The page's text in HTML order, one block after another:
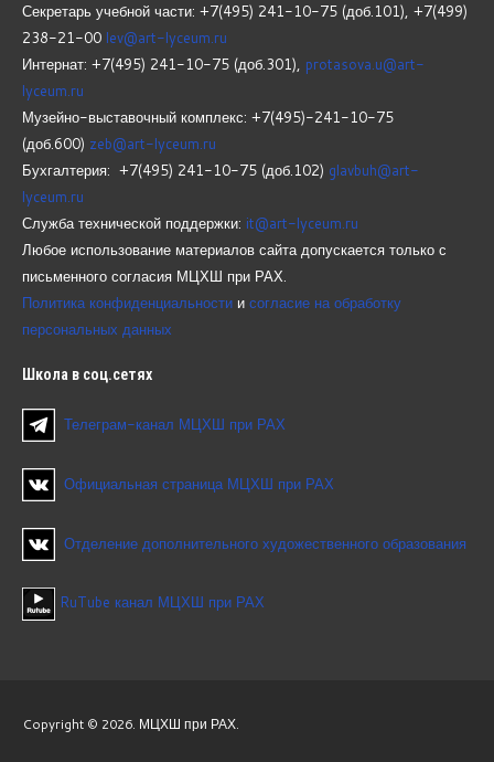
Секретарь учебной части: +7(495) 241-10-75 (доб.101), +7(499)
238-21-00 lev@art-lyceum.ru
Интернат: +7(495) 241-10-75 (доб.301), protasova.u@art-
lyceum.ru
Музейно-выставочный комплекс: +7(495)-241-10-75
(доб.600) zeb@art-lyceum.ru
Бухгалтерия: +7(495) 241-10-75 (доб.102) glavbuh@art-
lyceum.ru
Служба технической поддержки: it@art-lyceum.ru
Любое использование материалов сайта допускается только с
письменного согласия МЦХШ при РАХ.
Политика конфиденциальности и согласие на обработку
персональных данных
Школа в соц.сетях
Телеграм-канал МЦХШ при РАХ
Официальная страница МЦХШ при РАХ
Отделение дополнительного художественного образования
RuTube канал МЦХШ при РАХ
Copyright © 2026. МЦХШ при РАХ.